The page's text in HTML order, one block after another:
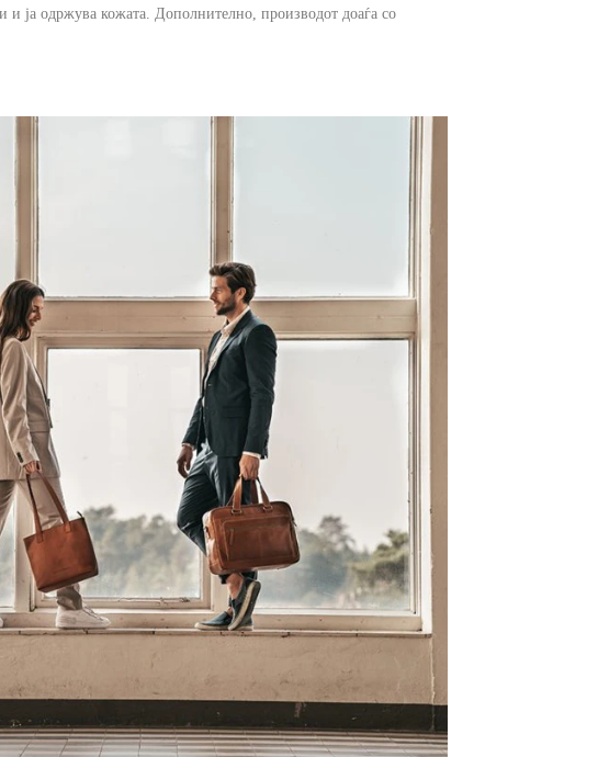
и ја одржува кожата. Дополнително, производот доаѓа со